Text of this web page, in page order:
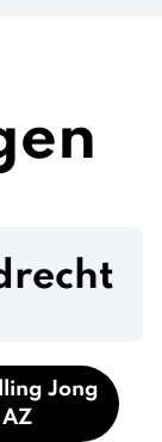
Jong
AZ